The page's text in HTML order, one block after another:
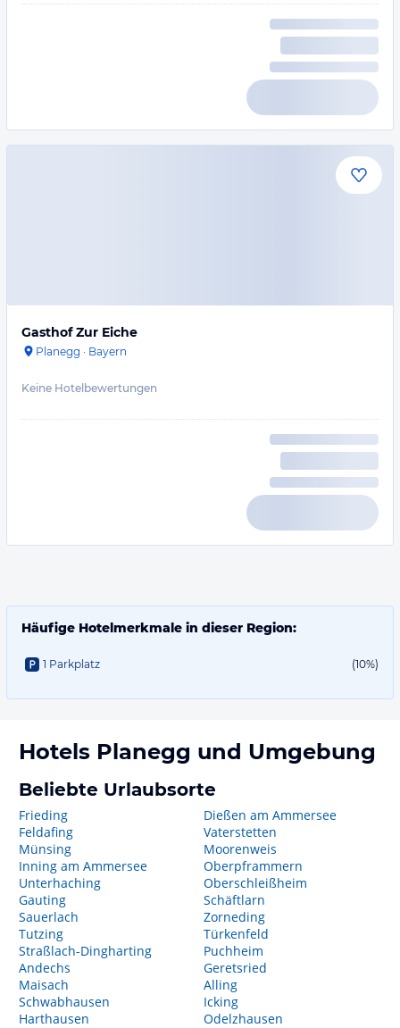
Gasthof Zur Eiche
Planegg · Bayern
Keine Hotelbewertungen
Häufige Hotelmerkmale in dieser Region:
1 Parkplatz (10%)
Hotels Planegg und Umgebung
Beliebte Urlaubsorte
Frieding
Feldafing
Münsing
Inning am Ammersee
Unterhaching
Gauting
Sauerlach
Tutzing
Straßlach-Dingharting
Andechs
Maisach
Schwabhausen
Harthausen
Dießen am Ammersee
Vaterstetten
Moorenweis
Oberpframmern
Oberschleißheim
Schäftlarn
Zorneding
Türkenfeld
Puchheim
Geretsried
Alling
Icking
Odelzhausen